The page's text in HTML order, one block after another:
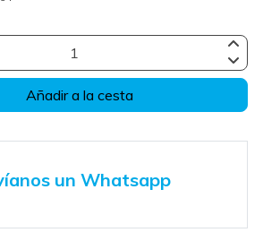
Añadir a la cesta
un Whatsapp